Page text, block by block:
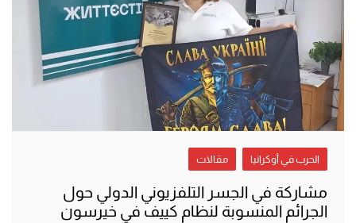
الحرب في أوكرانيا مقالات
مشاركة في الجسر التلفزيوني الدولي حول
الجرائم المنسوبة لنظام كييف في خيرسون